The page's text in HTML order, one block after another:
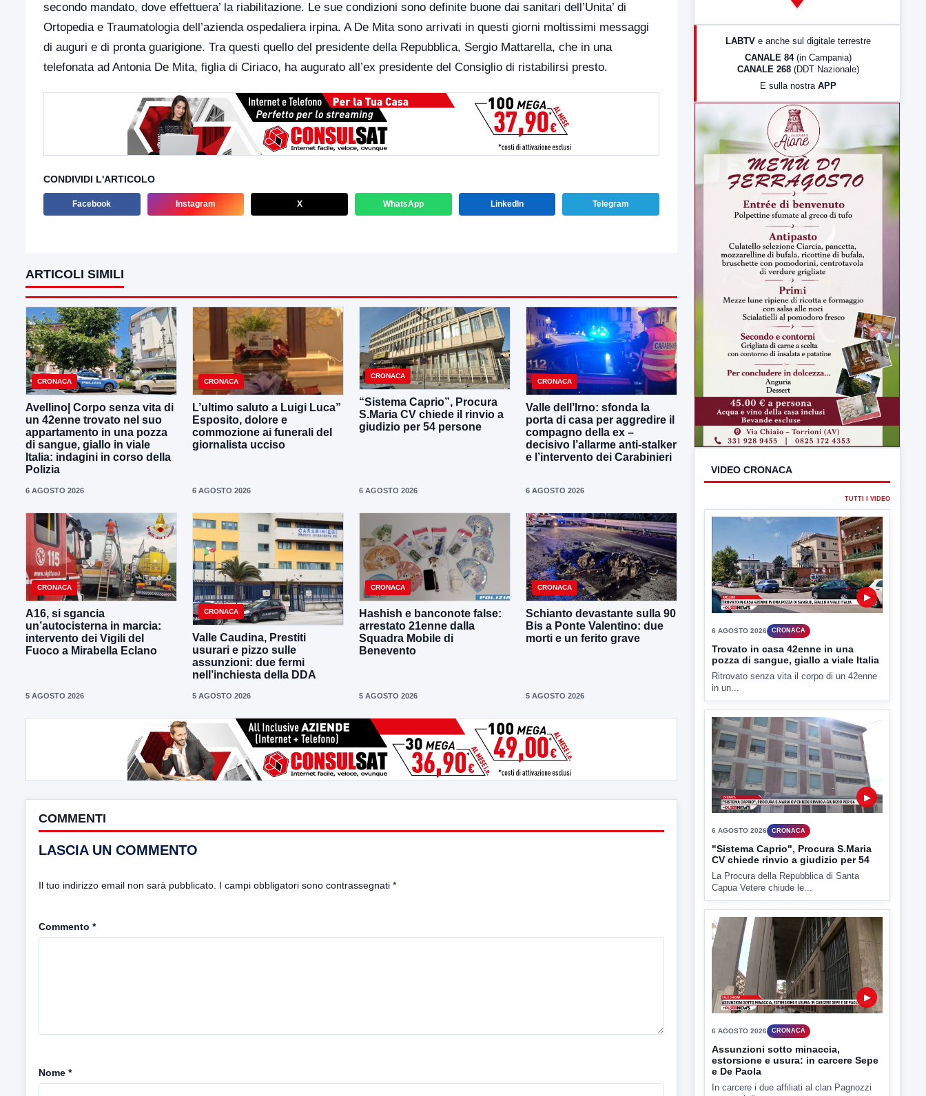
secondo mandato, dove effettuera’ la riabilitazione. Le sue condizioni sono definite buone dai sanitari dell’Unita’ di
Ortopedia e Traumatologia dell’azienda ospedaliera irpina. A De Mita sono arrivati in questi giorni moltissimi messaggi
di auguri e di pronta guarigione. Tra questi quello del presidente della Repubblica, Sergio Mattarella, che in una
telefonata ad Antonia De Mita, figlia di Ciriaco, ha augurato all’ex presidente del Consiglio di ristabilirsi presto.
CONDIVIDI L'ARTICOLO
Facebook Instagram X WhatsApp LinkedIn Telegram
ARTICOLI SIMILI
CRONACA
Avellino| Corpo senza vita di
un 42enne trovato nel suo
appartamento in una pozza
di sangue, giallo in viale
Italia: indagini in corso della
Polizia
6 AGOSTO 2026
CRONACA
L’ultimo saluto a Luigi Luca”
Esposito, dolore e
commozione ai funerali del
giornalista ucciso
6 AGOSTO 2026
CRONACA
“Sistema Caprio”, Procura
S.Maria CV chiede il rinvio a
giudizio per 54 persone
6 AGOSTO 2026
CRONACA
Valle dell’Irno: sfonda la
porta di casa per aggredire il
compagno della ex –
decisivo l’allarme anti-stalker
e l’intervento dei Carabinieri
6 AGOSTO 2026
CRONACA
A16, si sgancia
un’autocisterna in marcia:
intervento dei Vigili del
Fuoco a Mirabella Eclano
5 AGOSTO 2026
CRONACA
Valle Caudina, Prestiti
usurari e pizzo sulle
assunzioni: due fermi
nell’inchiesta della DDA
5 AGOSTO 2026
CRONACA
Hashish e banconote false:
arrestato 21enne dalla
Squadra Mobile di
Benevento
5 AGOSTO 2026
CRONACA
Schianto devastante sulla 90
Bis a Ponte Valentino: due
morti e un ferito grave
5 AGOSTO 2026
COMMENTI
LASCIA UN COMMENTO
Il tuo indirizzo email non sarà pubblicato. I campi obbligatori sono contrassegnati *
Commento *
Nome *
LabNews (Diretta)
LabNews (replica)
LABTV e anche sul digitale terrestre
CANALE 84 (in Campania)
CANALE 268 (DDT Nazionale)
E sulla nostra APP
VIDEO CRONACA
TUTTI I VIDEO
▶
6 AGOSTO 2026 CRONACA
Trovato in casa 42enne in una
pozza di sangue, giallo a viale Italia
Ritrovato senza vita il corpo di un 42enne
in un...
▶
6 AGOSTO 2026 CRONACA
"Sistema Caprio", Procura S.Maria
CV chiede rinvio a giudizio per 54
La Procura della Repubblica di Santa
Capua Vetere chiude le...
▶
6 AGOSTO 2026 CRONACA
Assunzioni sotto minaccia,
estorsione e usura: in carcere Sepe
e De Paola
In carcere i due affiliati al clan Pagnozzi